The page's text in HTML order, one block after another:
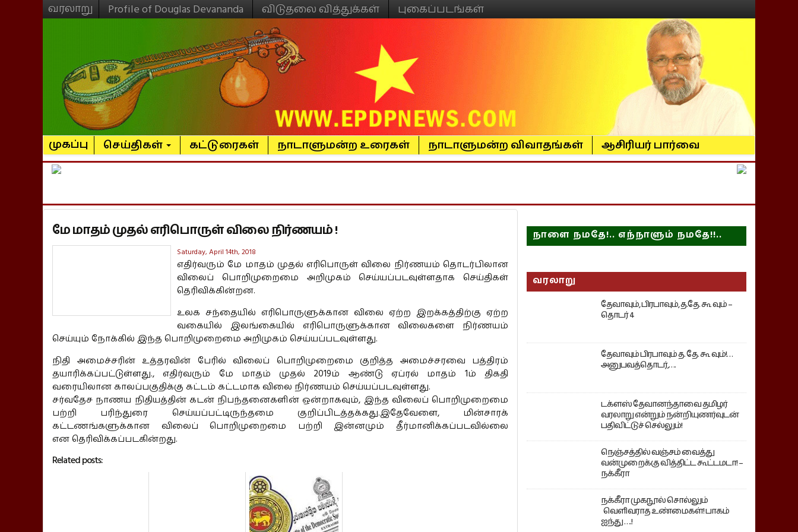
வரலாறு Profile of Douglas Devananda விடுதலை வித்துக்கள் புகைப்படங்கள்
முகப்பு செய்திகள் கட்டுரைகள் நாடாளுமன்ற உரைகள் நாடாளுமன்ற விவாதங்கள் ஆசிரியர் பார்வை
மே மாதம் முதல் எரிபொருள் விலை நிர்ணயம் !
Saturday, April 14th, 2018
எதிர்வரும் மே மாதம் முதல் எரிபொருள் விலை நிர்ணயம் தொடர்பிலான
விலைப் பொறிமுறைமை அறிமுகம் செய்யப்படவுள்ளதாக செய்திகள்
தெரிவிக்கின்றன.
உலக சந்தையில் எரிபொருளுக்கான விலை ஏற்ற இறக்கத்திற்கு ஏற்ற
வகையில் இலங்கையில் எரிபொருளுக்கான விலைகளை நிர்ணயம்
செய்யும் நோக்கில் இந்த பொறிமுறைமை அறிமுகம் செய்யப்படவுள்ளது.
நிதி அமைச்சரின் உத்தரவின் பேரில் விலைப் பொறிமுறைமை குறித்த அமைச்சரவை பத்திரம்
தயாரிக்கப்பட்டுள்ளது., எதிர்வரும் மே மாதம் முதல் 2019ம் ஆண்டு ஏப்ரல் மாதம் 1ம் திகதி
வரையிலான காலப்பகுதிக்கு கட்டம் கட்டமாக விலை நிர்ணயம் செய்யப்படவுள்ளது.
சர்வதேச நாணய நிதியத்தின் கடன் நிபந்தனைகளின் ஒன்றாகவும், இந்த விலைப் பொறிமுறைமை
பற்றி பரிந்துரை செய்யப்பட்டிருந்தமை குறிப்பிடத்தக்கது.இதேவேளை, மின்சாரக்
கட்டணங்களுக்கான விலைப் பொறிமுறைமை பற்றி இன்னமும் தீர்மானிக்கப்படவில்லை
என தெரிவிக்கப்படகின்றது.
Related posts:
நாளை நமதே!.. எந்நாளும் நமதே!!..
வரலாறு
தேவாவும், பிரபாவும், த.தே. கூ வும் –
தொடர் 4
தேவாவும் பிரபாவும் த. தே. கூ வும்!…
அனுபவத்தொடர்,….
டக்ளஸ் தேவானந்தாவை தமிழர்
வரலாறு என்றும் நன்றியுணர்வுடன்
பதிவிட்டுச் செல்லும்!
நெஞ்சத்தில் வஞ்சம் வைத்து
வன்முறைக்கு வித்திட்ட கூட்டமடா! –
நக்கீரா
நக்கீரா முகநூல் சொல்லும்
வெளிவராத உண்மைகள்! பாகம்
ஐந்து ….!